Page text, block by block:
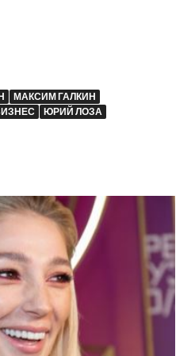
МАКСИМ ГАЛКИН
ЮРИЙ ЛОЗА